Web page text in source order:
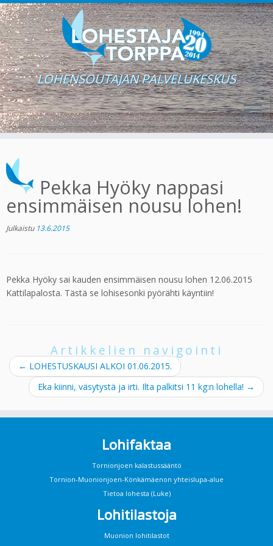
content
LOHENSOUTAJAN PALVELUKESKUS
Pekka Hyöky nappasi
ensimmäisen nousu lohen!
Julkaistu 13.6.2015
Pekka Hyöky sai kauden ensimmäisen nousu lohen 12.06.2015
Kattilapalosta. Tästä se lohisesonki pyörähti käyntiin!
Artikkelien navigointi
← LOHESTUSKAUSI ALKOI 01.06.2015.
Eka kiinni, väsytystä ja irti. Ilta palkitsi 11 kg:n lohella! →
Lohifaktaa
Tornionjoen kalastussääntö
Tornion-Muonionjoen-Könkämäenon yhteislupa-alue
Tietoa lohesta (Luke)
Lohitilastoja
Muonion lohitilastot